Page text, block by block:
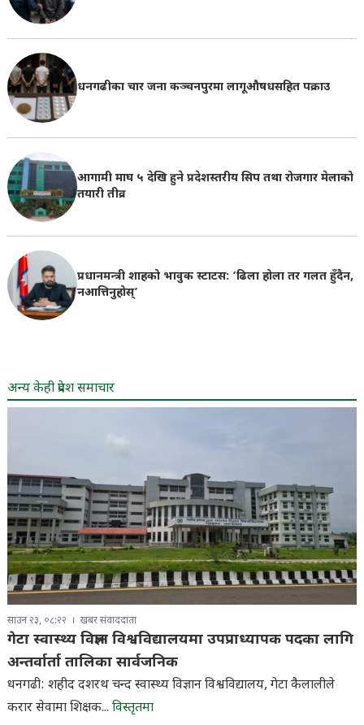
धनगढीका चार जना कञ्चनपुरमा लागूऔषधसहित पक्राउ
आगामी माघ ५ देखि हुने प्रदेशस्तरीय सिप तथा रोजगार मेलाको
तयारी तीव्र
प्रधानमन्त्री शाहको भावुक स्टाटस: ‘ढिला होला तर गलत हुँदैन,
नआत्तिनुहोस्’
अन्य केही प्रदेश समाचार
साउन २३, ०८:२२ खबर संवाददाता
गेटा स्वास्थ्य विज्ञान विश्वविद्यालयमा उपप्राध्यापक पदका लागि
अन्तर्वार्ता तालिका सार्वजनिक
धनगढी: शहीद दशरथ चन्द स्वास्थ्य विज्ञान विश्वविद्यालय, गेटा कैलालीले
करार सेवामा शिक्षक... विस्तृतमा